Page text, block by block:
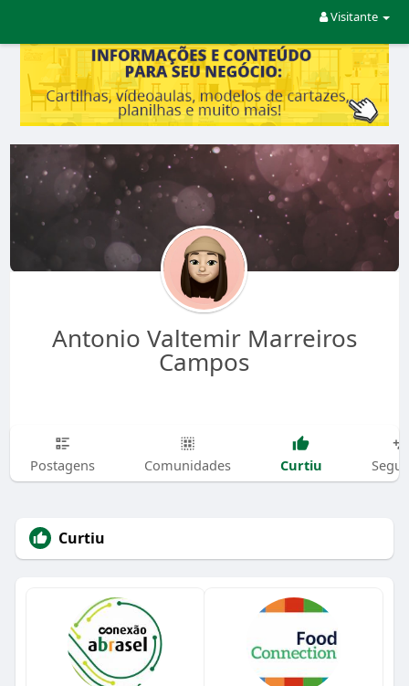
Visitante
Antonio Valtemir Marreiros
Campos
Postagens Comunidades Curtiu
Curtiu